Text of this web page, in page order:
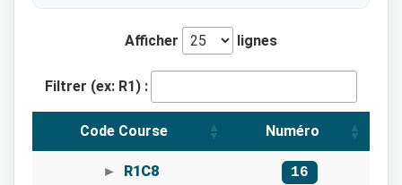
Afficher lignes
Filtrer (ex: R1) :
Code Course Numéro
R1C8 16